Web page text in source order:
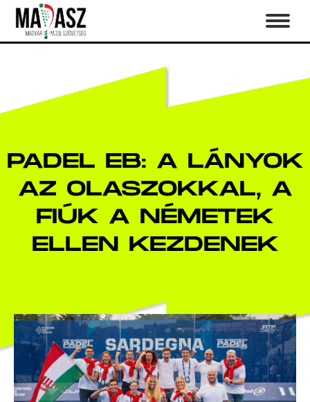
PADEL EB: A LÁNYOK
AZ OLASZOKKAL, A
FIÚK A NÉMETEK
ELLEN KEZDENEK